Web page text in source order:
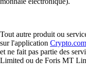
Tout autre produit ou
sur l'application Crypto.com
et ne fait pas partie des
Limited ou de Foris MT